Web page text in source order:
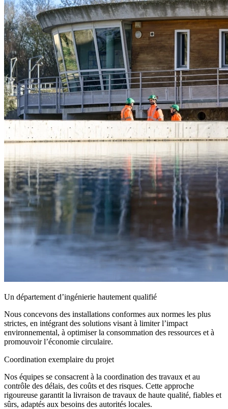
Un département d’ingénierie hautement qualifié
Nous concevons des installations conformes aux normes les plus
strictes, en intégrant des solutions visant à limiter l’impact
environnemental, à optimiser la consommation des ressources et à
promouvoir l’économie circulaire.
Coordination exemplaire du projet
Nos équipes se consacrent à la coordination des travaux et au
contrôle des délais, des coûts et des risques. Cette approche
rigoureuse garantit la livraison de travaux de haute qualité, fiables et
sûrs, adaptés aux besoins des autorités locales.